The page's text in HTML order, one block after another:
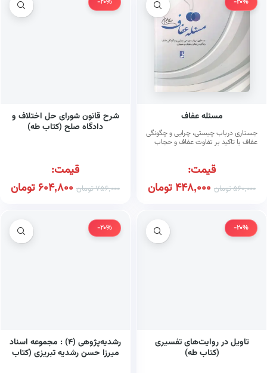
-20%
مسئله عفاف
جستاری درباب چیستی، چرایی و چگونگی
عفاف با تاکید بر تفاوت عفاف و حجاب
قیمت:
560,000تومان 448,000تومان
-20%
شرح قانون شورای حل اختلاف و
دادگاه صلح (کتاب طه)
قیمت:
756,000تومان 604,800 تومان
-20%
تاویل در روایت‌های تفسیری
(کتاب طه)
-20%
رشدیه‌پژوهی (۴) : مجموعه اسناد
میرزا حسن رشدیه تبریزی (کتاب